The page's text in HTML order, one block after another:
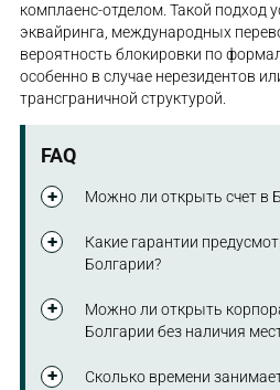
комплаенс-отделом. Такой подход
эквайринга, международных
вероятность блокировки по
особенно в случае нерезидентов
трансграничной структурой.
FAQ
Можно ли открыть счет в
клиентов, открывающих
крупных болгарских
подачу заявки с
учредительных и
банке возможно только
Какие гарантии
Болгарии?
финучреждениях,
застрахованы в пределах
распространяется как на
Можно ли открыть
Болгарии без наличия
возможна, но
Сколько времени